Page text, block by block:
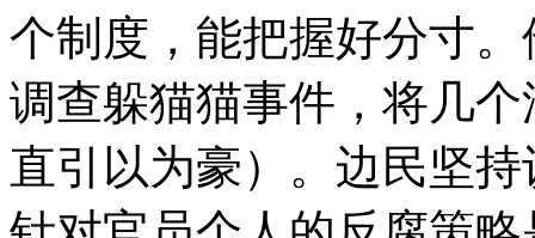
个制度，能把握好分寸
调查躲猫猫事件，将几
直引以为豪）。边民坚